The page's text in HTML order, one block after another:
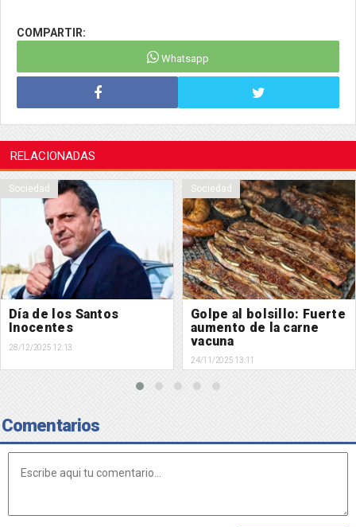
COMPARTIR:
Whatsapp
RELACIONADAS
Sociedad
Día de los Santos
Inocentes
28/12/2025 12:13
Sociedad
Golpe al bolsillo: Fuerte
aumento de la carne
vacuna
24/11/2025 13:11
Comentarios